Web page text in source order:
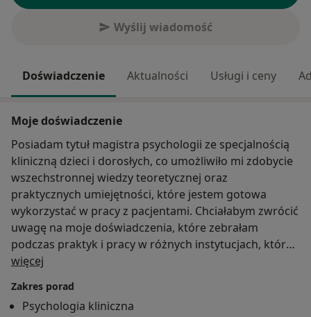
Wyślij wiadomość
Doświadczenie Aktualności Usługi i ceny
Moje doświadczenie
Posiadam tytuł magistra psychologii ze specjalnością
kliniczną dzieci i dorosłych, co umożliwiło mi zdobycie
wszechstronnej wiedzy teoretycznej oraz
praktycznych umiejętności, które jestem gotowa
wykorzystać w pracy z pacjentami. Chciałabym zwrócić
uwagę na moje doświadczenia, które zebrałam
podczas praktyk i pracy w różnych instytucjach, które
pozwoliły mi na rozwinięcie umiejętności zarówno w
pewien czas miałam przyjemność odbywania praktyk
w Polskim Towarzystwie Suicydologii w Lublinie oraz
więcej
Zakres porad
Psychologia kliniczna